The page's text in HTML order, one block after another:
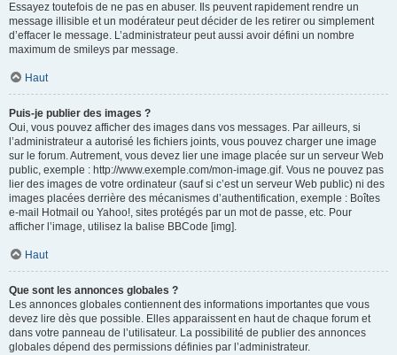
Essayez toutefois de ne pas en abuser. Ils peuvent rapidement rendre un
message illisible et un modérateur peut décider de les retirer ou simplement
d’effacer le message. L’administrateur peut aussi avoir défini un nombre
maximum de smileys par message.
Haut
Puis-je publier des images ?
Oui, vous pouvez afficher des images dans vos messages. Par ailleurs, si
l’administrateur a autorisé les fichiers joints, vous pouvez charger une image
sur le forum. Autrement, vous devez lier une image placée sur un serveur Web
public, exemple : http://www.exemple.com/mon-image.gif. Vous ne pouvez pas
lier des images de votre ordinateur (sauf si c’est un serveur Web public) ni des
images placées derrière des mécanismes d’authentification, exemple : Boîtes
e-mail Hotmail ou Yahoo!, sites protégés par un mot de passe, etc. Pour
afficher l’image, utilisez la balise BBCode [img].
Haut
Que sont les annonces globales ?
Les annonces globales contiennent des informations importantes que vous
devez lire dès que possible. Elles apparaissent en haut de chaque forum et
dans votre panneau de l’utilisateur. La possibilité de publier des annonces
globales dépend des permissions définies par l’administrateur.